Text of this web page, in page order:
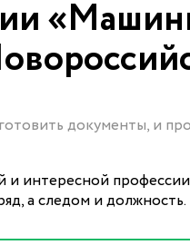
документы, и
и интересной
а следом и должность.